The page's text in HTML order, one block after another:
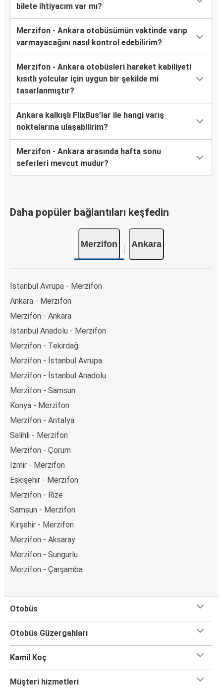
bilete ihtiyacım var mı?
Merzifon - Ankara otobüsümün vaktinde varıp
varmayacağını nasıl kontrol edebilirim?
Merzifon - Ankara otobüsleri hareket kabiliyeti
kısıtlı yolcular için uygun bir şekilde mi
tasarlanmıştır?
Ankara kalkışlı FlixBus’lar ile hangi varış
noktalarına ulaşabilirim?
Merzifon - Ankara arasında hafta sonu
seferleri mevcut mudur?
Daha popüler bağlantıları keşfedin
Merzifon Ankara
İstanbul Avrupa - Merzifon
Ankara - Merzifon
Merzifon - Ankara
İstanbul Anadolu - Merzifon
Merzifon - Tekirdağ
Merzifon - İstanbul Avrupa
Merzifon - İstanbul Anadolu
Merzifon - Samsun
Konya - Merzifon
Merzifon - Antalya
Salihli - Merzifon
Merzifon - Çorum
İzmir - Merzifon
Eskişehir - Merzifon
Merzifon - Rize
Samsun - Merzifon
Kırşehir - Merzifon
Merzifon - Aksaray
Merzifon - Sungurlu
Merzifon - Çarşamba
Otobüs
Otobüs Güzergahları
Kamil Koç
Müşteri hizmetleri